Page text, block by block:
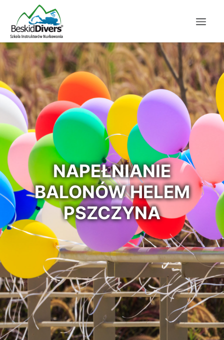
NAPEŁNIANIE
BALONÓW HELEM
PSZCZYNA